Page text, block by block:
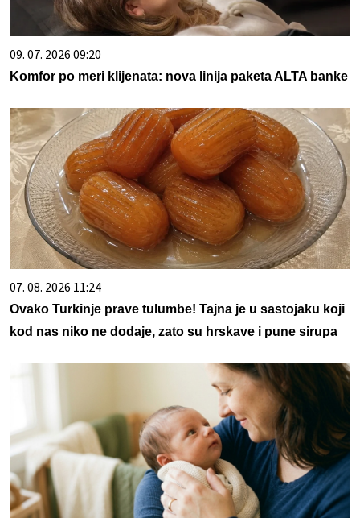
09. 07. 2026 09:20
Komfor po meri klijenata: nova linija paketa ALTA banke
07. 08. 2026 11:24
Ovako Turkinje prave tulumbe! Tajna je u sastojaku koji
kod nas niko ne dodaje, zato su hrskave i pune sirupa